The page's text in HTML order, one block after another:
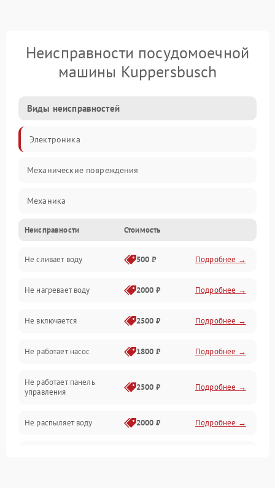
Неисправности посудомоечной
машины Kuppersbusch
Виды неисправностей
Электроника
Механические повреждения
Механика
Управление
Электропитание
Датчики
Нагрев
Вода
Гигиена
Программное обеспечение
Неисправности Стоимость
Не сливает воду 500 ₽ Подробнее →
Не нагревает воду 2000 ₽ Подробнее →
Не включается 2500 ₽ Подробнее →
Не работает насос 1800 ₽ Подробнее →
Не работает панель
управления
2500 ₽ Подробнее →
Не распыляет воду 2000 ₽ Подробнее →